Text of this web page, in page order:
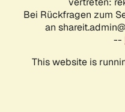
Bei Rückfragen zum
an
--
This website is